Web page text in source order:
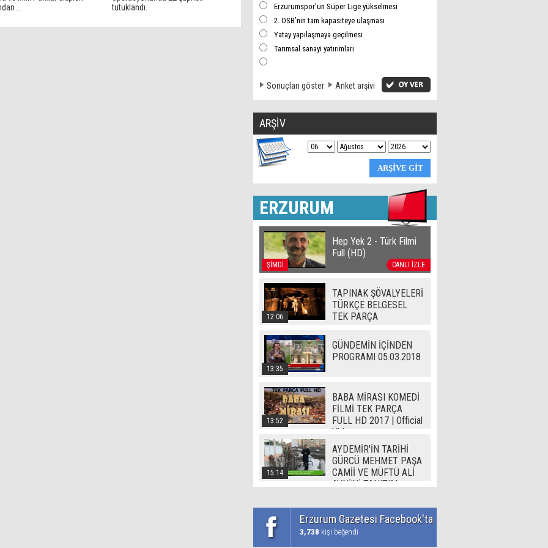
...
tutuklandı.
Erzurumspor’un Süper Lige yükselmesi
2. OSB’nin tam kapasiteye ulaşması
Yatay yapılaşmaya geçilmesi
Tarımsal sanayi yatırımları
Sonuçları göster Anket arşivi
ARŞİV
ERZURUM
ŞİMDİ CANLI İZLE
Hep Yek 2 - Türk Filmi
Full (HD)
12:06
TAPINAK ŞÖVALYELERİ
TÜRKÇE BELGESEL
TEK PARÇA
13:35
GÜNDEMİN İÇİNDEN
PROGRAMI 05.03.2018
13:52
BABA MİRASI KOMEDİ
FİLMİ TEK PARÇA
FULL HD 2017 | Official
Video
15:14
AYDEMİR'İN TARİHİ
GÜRCÜ MEHMET PAŞA
CAMİİ VE MÜFTÜ ALİ
AVNİ'Yİ TANITIM
Erzurum Gazetesi Facebook'ta
3,738 kişi beğendi